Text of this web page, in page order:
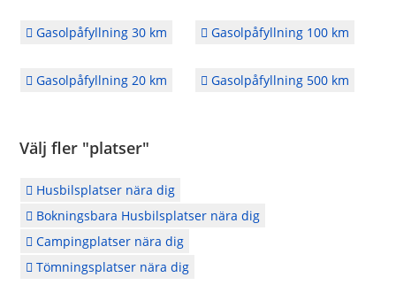
Gasolpåfyllning 30 km Gasolpåfyllning 100 km
Gasolpåfyllning 20 km Gasolpåfyllning 500 km
Välj fler "platser"
Husbilsplatser nära dig
Bokningsbara Husbilsplatser nära dig
Campingplatser nära dig
Tömningsplatser nära dig